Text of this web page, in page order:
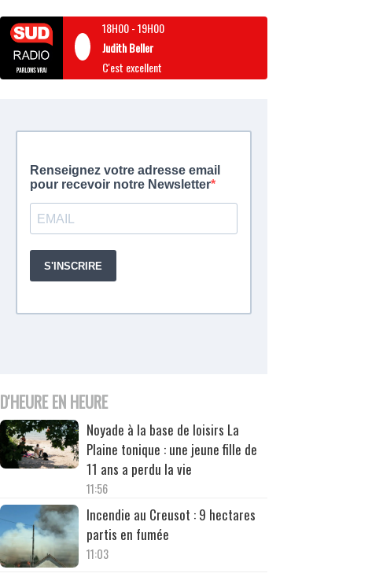
18H00-19H00
Judith Beller
C'est excellent
D'HEURE EN HEURE
Noyade à la base de loisirs La
Plaine tonique : une jeune fille de
11 ans a perdu la vie
11:56
Incendie au Creusot : 9 hectares
partis en fumée
11:03